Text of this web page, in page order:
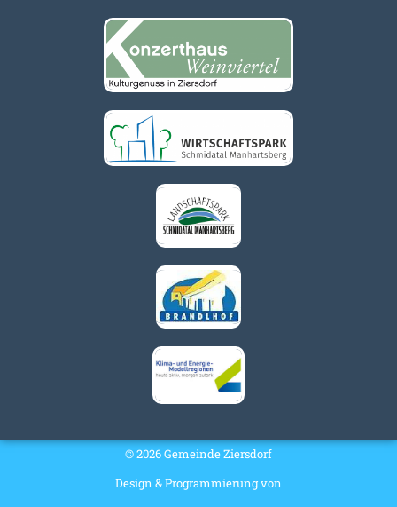
© 2026 Gemeinde Ziersdorf
Design & Programmierung von